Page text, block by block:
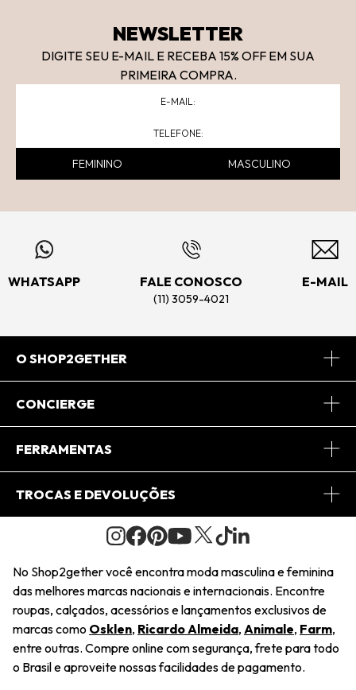
NEWSLETTER
DIGITE SEU E-MAIL E RECEBA 15% OFF EM SUA
PRIMEIRA COMPRA.
FEMININO MASCULINO
WHATSAPP FALE CONOSCO
(11) 3059-4021
E-MAIL
O SHOP2GETHER
Sobre Nós
Journal
Saiu na Mídia
Sustentabilidade
Navegando
CONCIERGE
Central de Relacionamento
Regulamento e Promoções
FERRAMENTAS
Minha Conta
Pedido de Presente
Wishlist
TROCAS E DEVOLUÇÕES
Condições Gerais
Troca Fácil
Restituição de Pagamento
Dúvidas Frequentes
No Shop2gether você encontra moda masculina e feminina
das melhores marcas nacionais e internacionais. Encontre
roupas, calçados, acessórios e lançamentos exclusivos de
marcas como Osklen, Ricardo Almeida, Animale, Farm,
entre outras. Compre online com segurança, frete para todo
o Brasil e aproveite nossas facilidades de pagamento.